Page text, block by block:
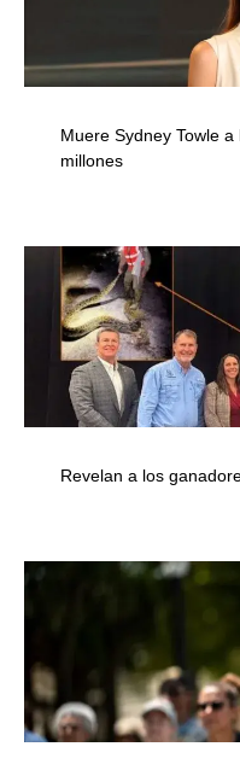
Muere Sydney Towle
millones
Revelan a los